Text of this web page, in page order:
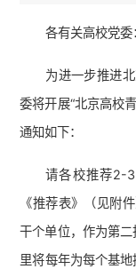
各有关高校党委
为进一步推进
委将开展“北京高校
通知如下：
请各校推荐2-
《推荐表》（见附
干个单位，作为第二
里将每年为每个基